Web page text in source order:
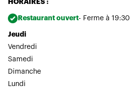
HORAIRES :
Restaurant ouvert- Ferme à 19:30
Jeudi
Vendredi
Samedi
Dimanche
Lundi